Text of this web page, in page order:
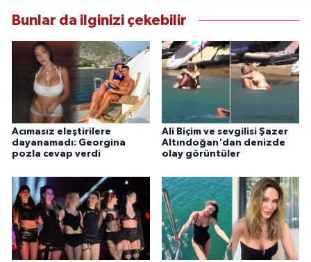
Bunlar da ilginizi çekebilir
Acımasız eleştirilere
dayanamadı: Georgina
pozla cevap verdi
Ali Biçim ve sevgilisi Şazer
Altındoğan'dan denizde
olay görüntüler